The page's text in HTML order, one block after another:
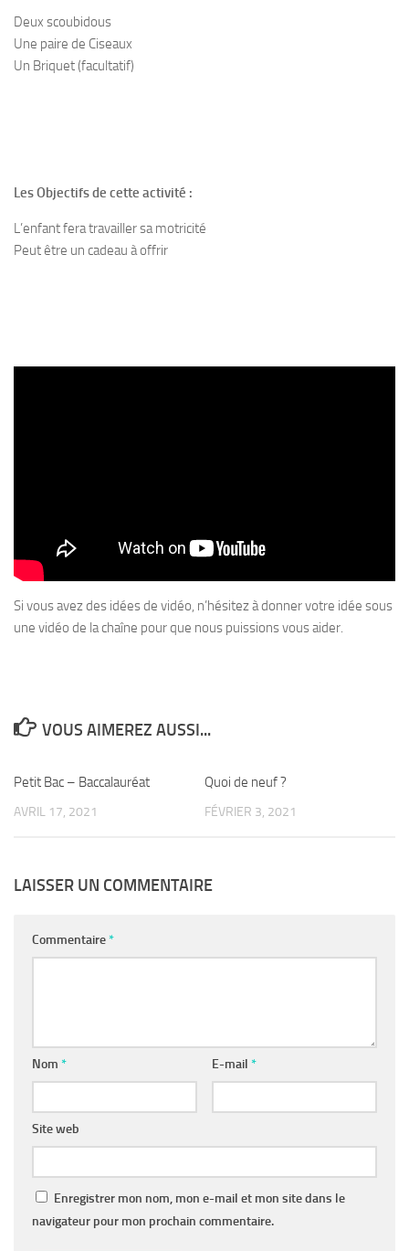
Deux scoubidous
Une paire de Ciseaux
Un Briquet (facultatif)
Les Objectifs de cette activité :
L’enfant fera travailler sa motricité
Peut être un cadeau à offrir
Si vous avez des idées de vidéo, n’hésitez à donner votre idée sous
une vidéo de la chaîne pour que nous puissions vous aider.
VOUS AIMEREZ AUSSI...
Petit Bac – Baccalauréat
AVRIL 17, 2021
Quoi de neuf ?
FÉVRIER 3, 2021
LAISSER UN COMMENTAIRE
Commentaire*
Nom * E-mail *
Site web
Enregistrer mon nom, mon e-mail et mon site dans le
navigateur pour mon prochain commentaire.